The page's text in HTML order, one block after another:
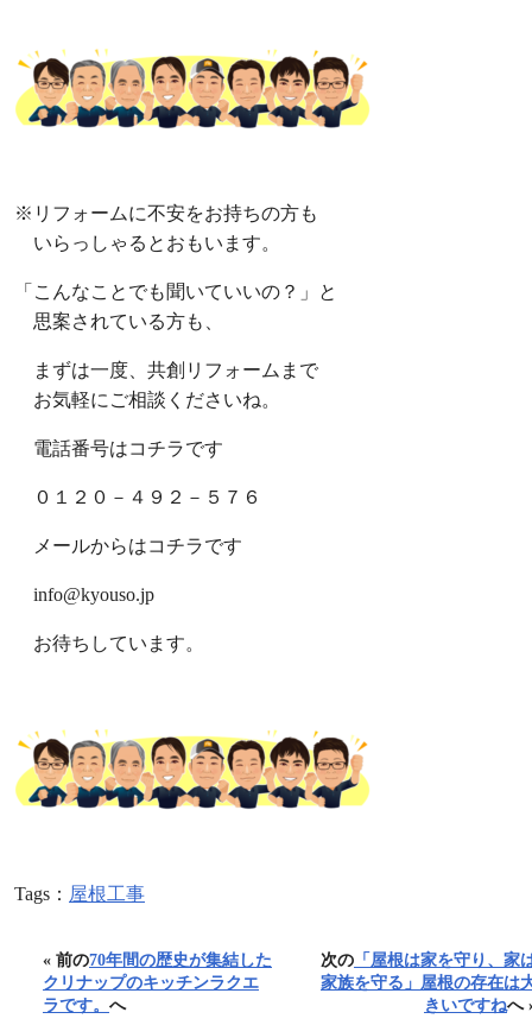
※リフォームに不安をお持ちの方も
いらっしゃるとおもいます。
「こんなことでも聞いていいの？」と
思案されている方も、
まずは一度、共創リフォームまで
お気軽にご相談くださいね。
電話番号はコチラです
０１２０－４９２－５７６
メールからはコチラです
info@kyouso.jp
お待ちしています。
Tags： 屋根工事
« 前の70年間の歴史が集結した
クリナップのキッチンラクエ
ラです。 へ
次の 「屋根は家を守り、家
家族を守る」屋根の存在は
きいですねへ